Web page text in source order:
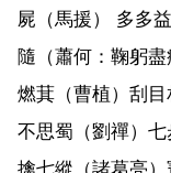
屍（馬援） 多多
隨（蕭何：鞠躬
燃萁（曹植）刮
不思蜀（劉禪）
擒七縱（諸葛亮）